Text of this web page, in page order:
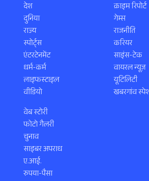
देश
दुनिया
राज्य
स्पोर्ट्स
एंटरटेनमेंट
धर्म-कर्म
लाइफस्टाइल
वीडियो
क्राइम रिपोर्ट
गेम्स
राजनीति
करियर
साइंस-टेक
वायरल न्यूज़
यूटिलिटी
खबरगांव
वेब स्टोरी
फोटो गैलरी
चुनाव
साइबर अपराध
ए.आई.
रुपया-पैसा